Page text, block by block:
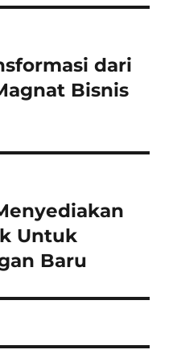
dari
Bisnis
Untuk
Baru